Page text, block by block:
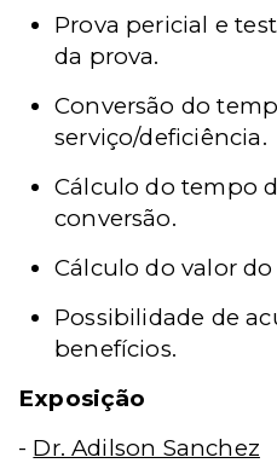
Prova pericial e
da prova.
Conversão do
serviço/deficiência.
Cálculo do tempo
conversão.
Cálculo do valor
Possibilidade de
benefícios.
Exposição
- Dr. Adilson Sanchez